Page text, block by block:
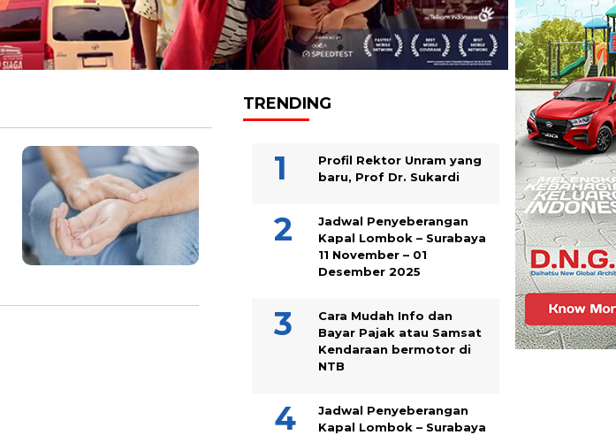
TRENDING
Profil Rektor Unram yang
baru, Prof Dr. Sukardi
Jadwal Penyeberangan
Kapal Lombok – Surabaya
11 November – 01
Desember 2025
Cara Mudah Info dan
Bayar Pajak atau Samsat
Kendaraan bermotor di
NTB
Jadwal Penyeberangan
Kapal Lombok – Surabaya